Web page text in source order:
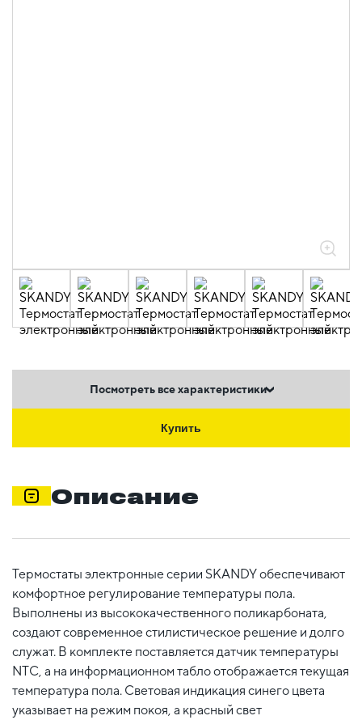
Посмотреть все характеристики
Купить
Описание
Термостаты электронные серии SKANDY обеспечивают
комфортное регулирование температуры пола.
Выполнены из высококачественного поликарбоната,
создают современное стилистическое решение и долго
служат. В комплекте поставляется датчик температуры
NTC, а на информационном табло отображается текущая
температура пола. Световая индикация синего цвета
указывает на режим покоя, а красный свет